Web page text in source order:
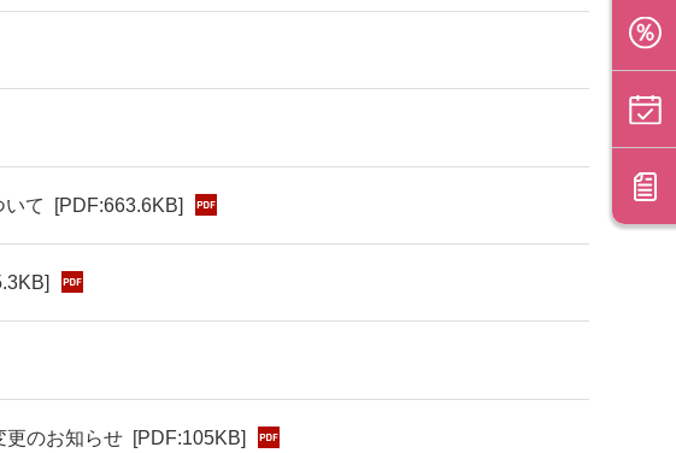
て [PDF:663.6KB]
更のお知らせ [PDF:105KB]